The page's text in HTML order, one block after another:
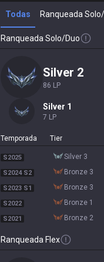
Todas Ranqueada
Ranqueada Solo/Duo
silver 2
86 LP
silver 1
7 LP
Temporada Tier
S2025 silver 3
S2024 S2 bronze 3
S2023 S1 bronze 3
S2022 bronze 1
S2021 bronze 2
Ranqueada Flex